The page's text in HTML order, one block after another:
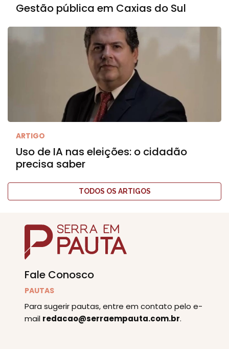
Gestão pública em Caxias do Sul
ARTIGO
Uso de IA nas eleições: o cidadão
precisa saber
TODOS OS ARTIGOS
Fale Conosco
PAUTAS
Para sugerir pautas, entre em contato pelo e-
mail redacao@serraempauta.com.br.